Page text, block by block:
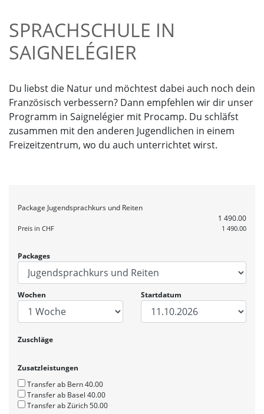
SPRACHSCHULE IN
SAIGNELÉGIER
Du liebst die Natur und möchtest dabei auch noch dein
Französisch verbessern? Dann empfehlen wir dir unser
Programm in Saignelégier mit Procamp. Du schläfst
zusammen mit den anderen Jugendlichen in einem
Freizeitzentrum, wo du auch unterrichtet wirst.
Package Jugendsprachkurs und Reiten
1 490.00
Preis in CHF 1 490.00
Packages
Wochen Startdatum
Zuschläge
Zusatzleistungen
Transfer ab Bern 40.00
Transfer ab Basel 40.00
Transfer ab Zürich 50.00